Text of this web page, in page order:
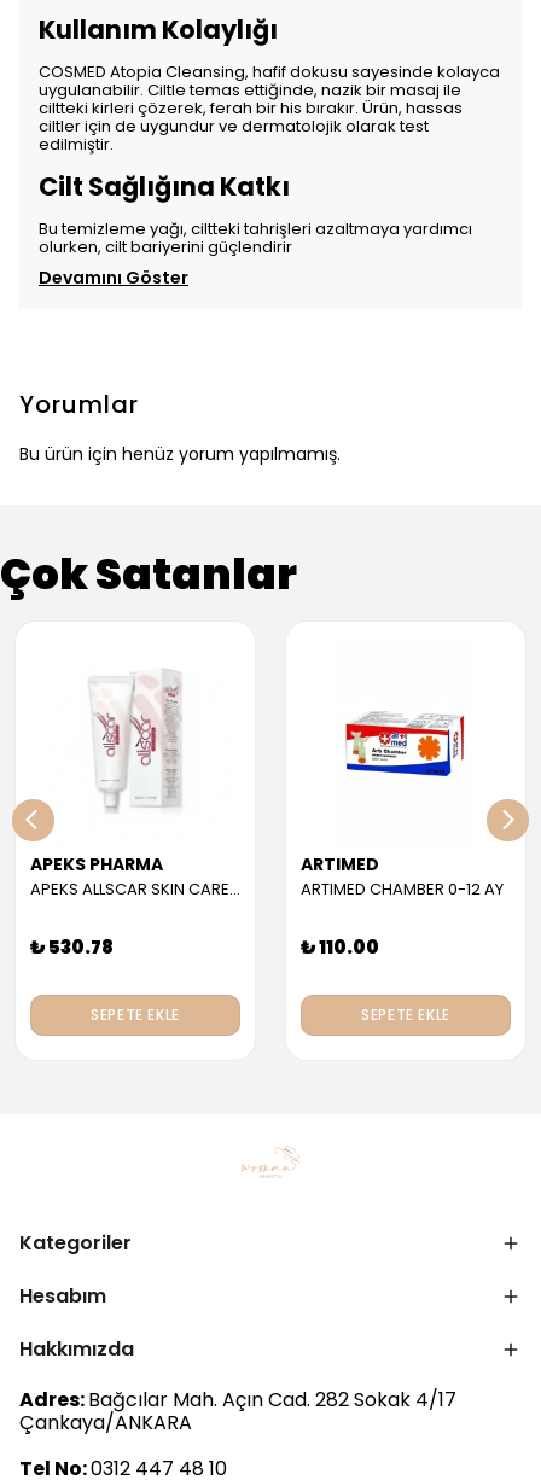
Kullanım Kolaylığı
COSMED Atopia Cleansing, hafif dokusu sayesinde kolayca
uygulanabilir. Ciltle temas ettiğinde, nazik bir masaj ile
ciltteki kirleri çözerek, ferah bir his bırakır. Ürün, hassas
ciltler için de uygundur ve dermatolojik olarak test
edilmiştir.
Cilt Sağlığına Katkı
Bu temizleme yağı, ciltteki tahrişleri azaltmaya yardımcı
olurken, cilt bariyerini güçlendirir
Devamını Göster
Yorumlar
Bu ürün için henüz yorum yapılmamış.
Çok Satanlar
APEKS PHARMA
APEKS ALLSCAR SKIN CARE GEL 30 ML
₺ 530.78
SEPETE EKLE
ARTIMED
ARTIMED CHAMBER 0-12 AY
₺ 110.00
SEPETE EKLE
Kategoriler
Hesabım
Hakkımızda
Adres:Bağcılar Mah. Açın Cad. 282 Sokak 4/17
Çankaya/ANKARA
Tel No:0312 447 48 10